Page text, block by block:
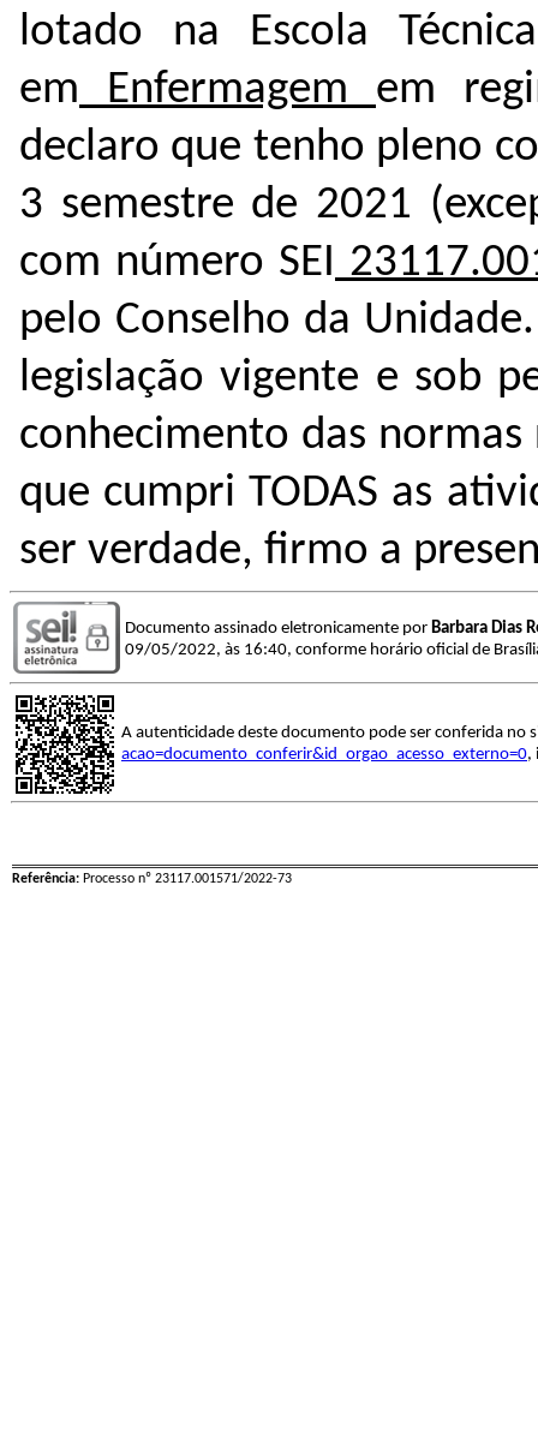
lotado na Escola
em Enfermagem em
declaro que tenho pleno
3 semestre de 2021
com número SEI
pelo Conselho da
legislação vigente e sob
conhecimento das
que cumpri TODAS as
ser verdade, firmo a
Documento assinado eletronicamente por Barbara Dias
09/05/2022, às 16:40, conforme horário oficial de
A autenticidade deste documento pode ser conferida no
acao=documento_conferir&id_orgao_acesso_externo=0,
Referência: Processo nº 23117.001571/2022-73